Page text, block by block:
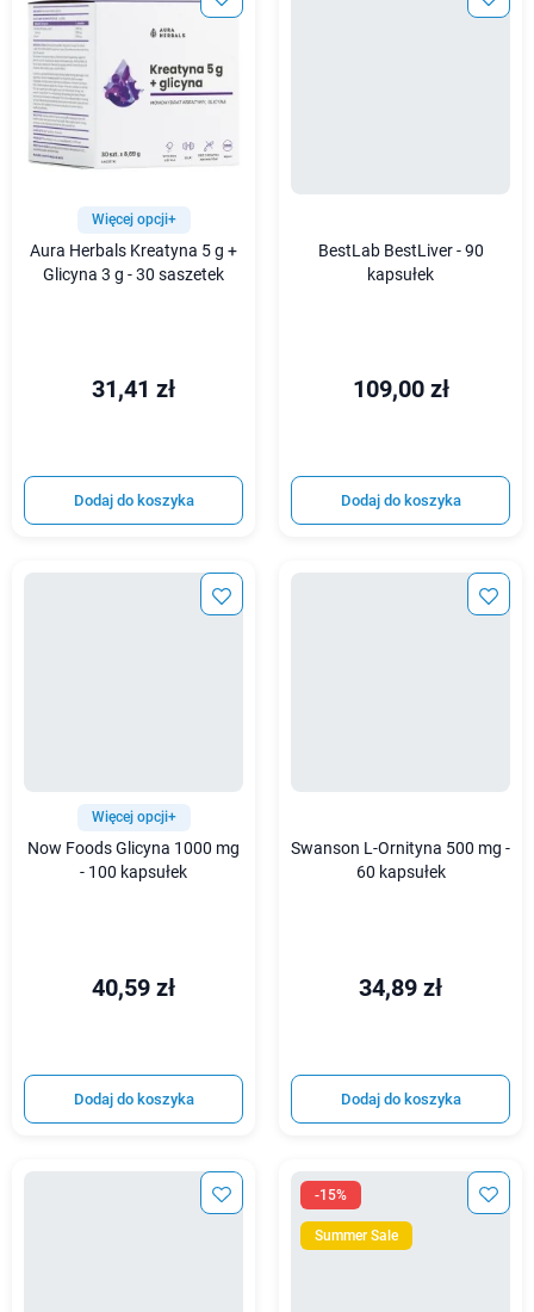
Więcej opcji+
Aura Herbals Kreatyna 5 g +
Glicyna 3 g - 30 saszetek
31,41 zł
Dodaj do koszyka
BestLab BestLiver - 90
kapsułek
109,00 zł
Dodaj do koszyka
Więcej opcji+
Now Foods Glicyna 1000 mg
- 100 kapsułek
40,59 zł
Dodaj do koszyka
Swanson L-Ornityna 500 mg -
60 kapsułek
34,89 zł
Dodaj do koszyka
-15%
Summer Sale